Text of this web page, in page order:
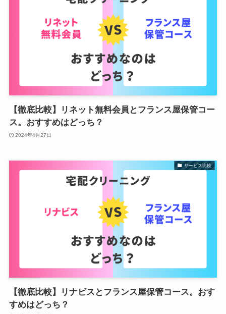
【徹底比較】リネット無料会員とフランス屋保管コー
ス。おすすめはどっち？
2024年4月27日
サービス比較
【徹底比較】リナビスとフランス屋保管コース。おす
すめはどっち？